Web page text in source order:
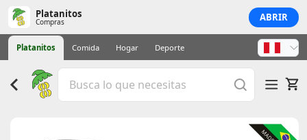
Platanitos
Compras ABRIR
Platanitos Comida Hogar Deporte